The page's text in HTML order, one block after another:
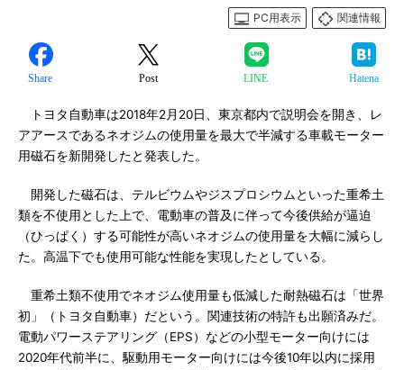
PC用表示
関連情報
Share Post LINE Hatena
トヨタ自動車は2018年2月20日、東京都内で説明会を開き、レ
アアースであるネオジムの使用量を最大で半減する車載モーター
用磁石を新開発したと発表した。
開発した磁石は、テルビウムやジスプロシウムといった重希土
類を不使用とした上で、電動車の普及に伴って今後供給が逼迫
（ひっぱく）する可能性が高いネオジムの使用量を大幅に減らし
た。高温下でも使用可能な性能を実現したとしている。
重希土類不使用でネオジム使用量も低減した耐熱磁石は「世界
初」（トヨタ自動車）だという。関連技術の特許も出願済みだ。
電動パワーステアリング（EPS）などの小型モーター向けには
2020年代前半に、駆動用モーター向けには今後10年以内に採用